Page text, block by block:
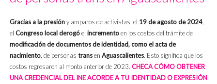
Gracias a la presióny amparos de activistas, el 19 de agosto de 2024,
el Congreso local derogóel incrementoen los costos del trámite de
modificación de documentos de identidad, como el acta de
nacimiento, de personas transen Aguascalientes. Esto significa que los
costos regresaron al monto anterior de 2023. CHECA CÓMO OBTENER
UNA CREDENCIAL DEL INE ACORDE A TU IDENTIDAD O EXPRESIÓN